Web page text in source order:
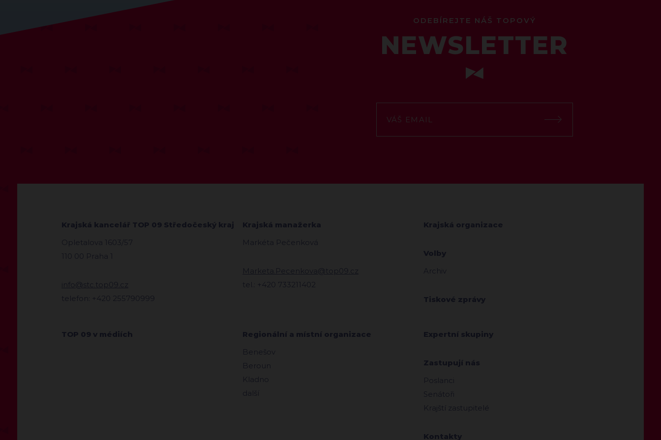
ODEBÍREJTE NÁŠ TOPOVÝ
NEWSLETTER
Krajská kancelář TOP 09 Středočeský kraj
Opletalova 1603/57
110 00 Praha 1
info@stc.top09.cz
telefon: +420 255790999
Krajská manažerka
Markéta Pečenková
Marketa.Pecenkova@top09.cz
tel.: +420 733211402
Krajská organizace
Volby
Archiv
Tiskové zprávy
TOP 09 v médiích
Regionální a místní organizace
Benešov
Beroun
Kladno
další
Expertní skupiny
Zastupují nás
Poslanci
Senátoři
Krajští zastupitelé
Kontakty